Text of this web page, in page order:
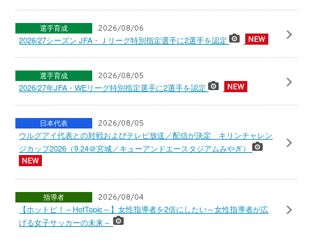
選手育成 2026/08/06
2026/27シーズン JFA・Ｊリーグ特別指定選手に2選手を認定
選手育成 2026/08/05
2026/27年JFA・WEリーグ特別指定選手に2選手を認定
日本代表 2026/08/05
ウルグアイ代表との対戦およびテレビ放送／配信が決定 キリンチャレン
ジカップ2026（9.24＠宮城／キューアンドエースタジアムみやぎ）
指導者 2026/08/04
【ホットピ！～HotTopic～】女性指導者を2倍にしたい～女性指導者が広
げる女子サッカーの未来～